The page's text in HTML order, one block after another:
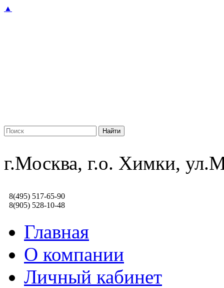
▲
г.Москва, г.о. Химки,
8(495) 517-65-90
8(905) 528-10-48
Главная
О компании
Личный кабинет